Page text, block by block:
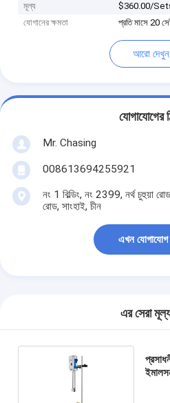
মূল্য
$360.00/
যোগানের ক্ষমতা
প্রতি মাসে 20
আরো দেখুন
যোগাযোগের
Mr. Chasing
008613694255921
নং 1 বিল্ডিং, নং 2399, নর্থ চুহুয়া
রোড, সাংহাই, চীন
এখন যোগাযোগ
এর সেরা